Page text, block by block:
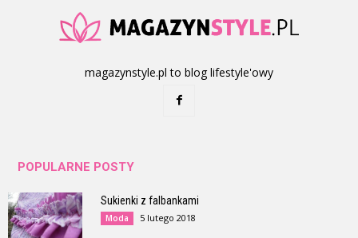
magazynstyle.pl to blog lifestyle'owy
POPULARNE POSTY
Sukienki z falbankami
Moda 5 lutego 2018